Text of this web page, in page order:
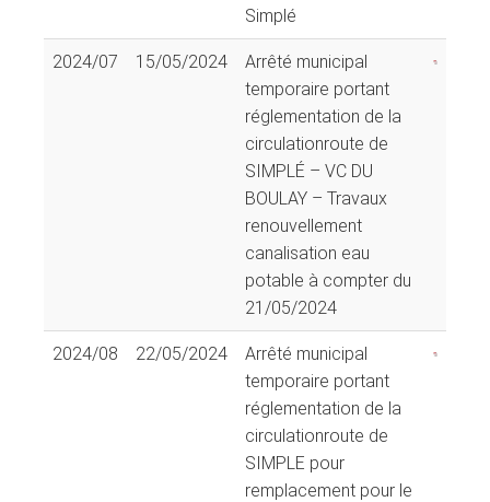
Simplé
2024/07 15/05/2024
Arrêté municipal
temporaire portant
réglementation de la
circulationroute de
SIMPLÉ – VC DU
BOULAY – Travaux
renouvellement
canalisation eau
potable à compter du
21/05/2024
2024/08 22/05/2024
Arrêté municipal
temporaire portant
réglementation de la
circulationroute de
SIMPLE pour
remplacement pour le